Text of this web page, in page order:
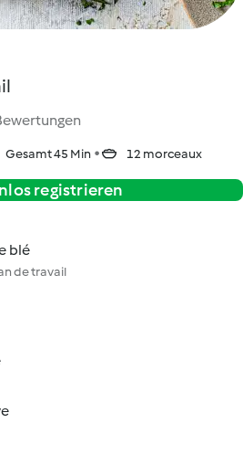
Gesamt 45 Min 12 morceaux
registrieren
blé
de travail